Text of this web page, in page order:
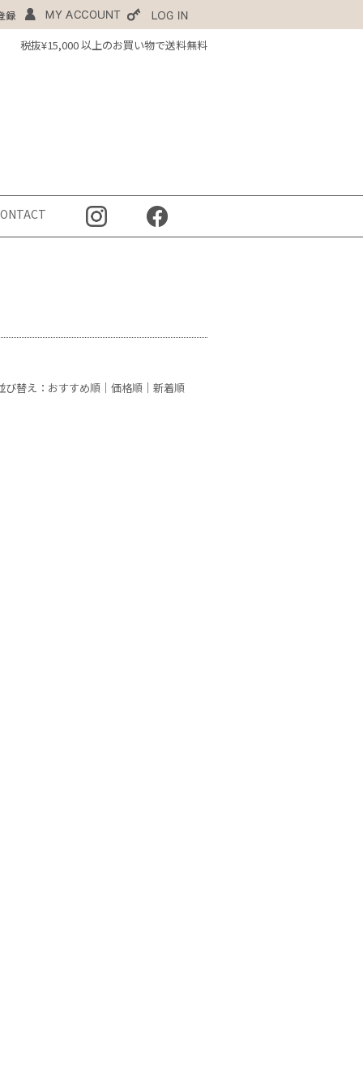
税抜¥15,000 以上のお買い物で送料無料
び替え： おすすめ順 ｜ 価格順 ｜ 新着順